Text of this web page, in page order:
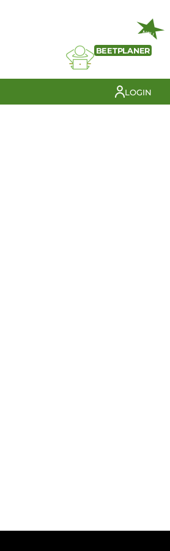
NEU
BEETPLANER
LOGIN